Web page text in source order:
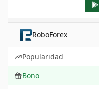
RoboForex
Popularidad
Bono